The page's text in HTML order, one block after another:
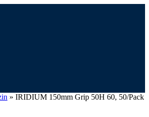
» IRIDIUM 150mm Grip 50H 60, 50/Pack